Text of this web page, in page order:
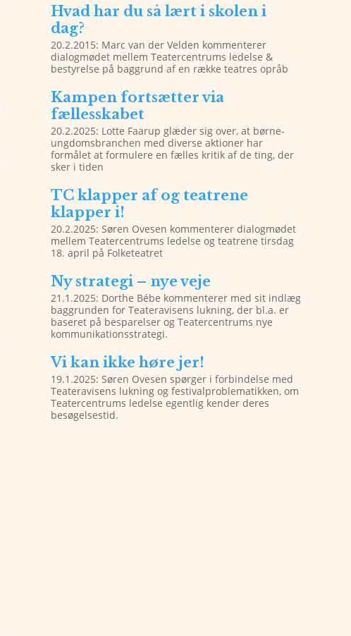
Hvad har du så lært i skolen i
dag?
20.2.2015: Marc van der Velden kommenterer
dialogmødet mellem Teatercentrums ledelse &
bestyrelse på baggrund af en række teatres opråb
Kampen fortsætter via
fællesskabet
20.2.2025: Lotte Faarup glæder sig over, at børne-
ungdomsbranchen med diverse aktioner har
formålet at formulere en fælles kritik af de ting, der
sker i tiden
TC klapper af og teatrene
klapper i!
20.2.2025: Søren Ovesen kommenterer dialogmødet
mellem Teatercentrums ledelse og teatrene tirsdag
18. april på Folketeatret
Ny strategi – nye veje
21.1.2025: Dorthe Bébe kommenterer med sit indlæg
baggrunden for Teateravisens lukning, der bl.a. er
baseret på besparelser og Teatercentrums nye
kommunikationsstrategi.
Vi kan ikke høre jer!
19.1.2025: Søren Ovesen spørger i forbindelse med
Teateravisens lukning og festivalproblematikken, om
Teatercentrums ledelse egentlig kender deres
besøgelsestid.